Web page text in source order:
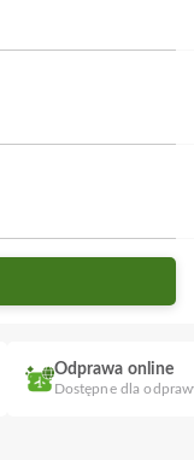
Odprawa online
Dostępne dla